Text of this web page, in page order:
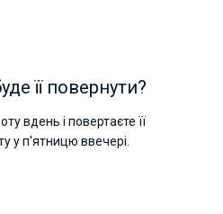
її повернути?
вдень і повертаєте її
у п'ятницю ввечері.